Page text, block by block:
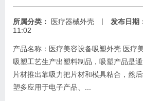
所属分类： 医疗器械外壳 | 发布日期
11:02
产品名称：医疗美容设备吸塑外壳 医疗
吸塑工艺生产出塑料制品，吸塑产品是
片材推出靠吸力把片材和模具粘合，然
塑多应用于电子产品、...